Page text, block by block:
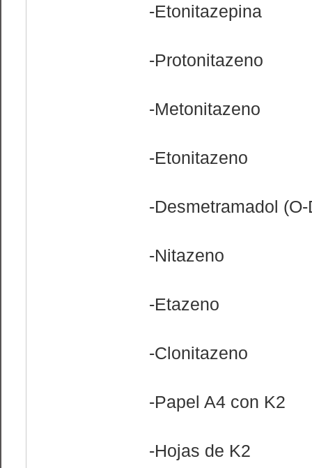
-Etonitazepina
-Protonitazeno
-Metonitazeno
-Etonitazeno
-Desmetramadol
-Nitazeno
-Etazeno
-Clonitazeno
-Papel A4 con K2
-Hojas de K2